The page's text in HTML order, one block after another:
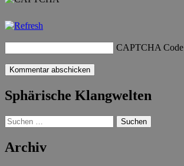
CAPTCHA Code
Sphärische Klangwelten
Suchen
nach:
Archiv